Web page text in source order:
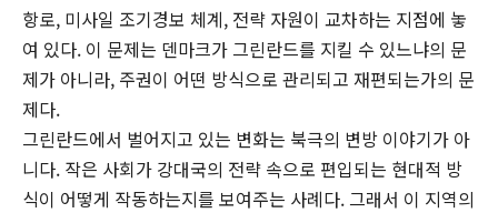
항로, 미사일 조기경보 체계, 전략 자원이 교차하는 지점에 놓
여 있다. 이 문제는 덴마크가 그린란드를 지킬 수 있느냐의 문
제가 아니라, 주권이 어떤 방식으로 관리되고 재편되는가의 문
제다.
그린란드에서 벌어지고 있는 변화는 북극의 변방 이야기가 아
니다. 작은 사회가 강대국의 전략 속으로 편입되는 현대적 방
식이 어떻게 작동하는지를 보여주는 사례다. 그래서 이 지역의